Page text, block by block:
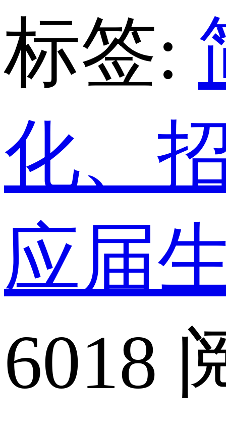
标签:
化、
应届
6018